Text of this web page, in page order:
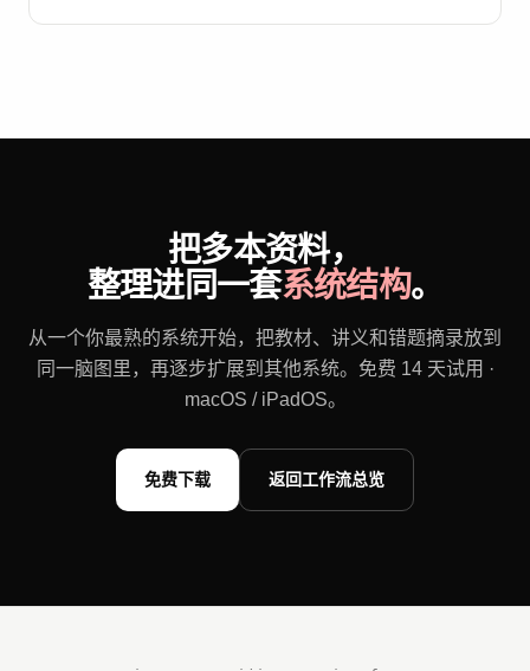
把多本资料，
整理进同一套系统结构。
从一个你最熟的系统开始，把教材、讲义和错题摘录放到
同一脑图里，再逐步扩展到其他系统。免费 14 天试用 ·
macOS / iPadOS。
免费下载 返回工作流总览